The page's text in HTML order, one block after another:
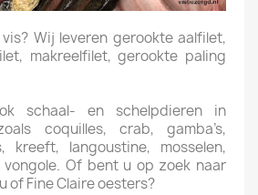
Wij leveren gerookte aalfilet,
makreelfilet, gerookte paling
schaal- en schelpdieren in
coquilles, crab, gamba’s,
kreeft, langoustine, mosselen,
vongole. Of bent u op zoek naar
of Fine Claire oesters?